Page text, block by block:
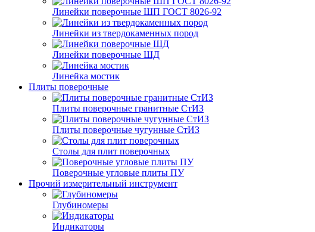
Линейки поверочные ШП ГОСТ 8026-92
Линейки из твердокаменных пород
Линейки поверочные ШД
Линейка мостик
Плиты поверочные
Плиты поверочные гранитные СтИЗ
Плиты поверочные чугунные СтИЗ
Столы для плит поверочных
Поверочные угловые плиты ПУ
Прочий измерительный инструмент
Глубиномеры
Индикаторы